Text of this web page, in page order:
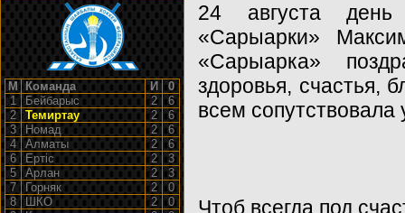
М Команда И
0
1
Бейбарыс 2
6
2
Темиртау 2
6
3
Номад 2
6
4
Алматы 2
6
6
Ертiс 2
3
5
Арлан 2
3
7
Горняк 2
0
8
ШКО 2
0
24 августа
«Сарыарки»
«Сарыарка»
здоровья, счастья,
всем сопутствовала
Чтоб всегда под